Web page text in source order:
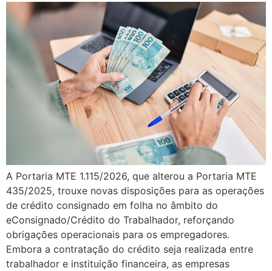
A Portaria MTE 1.115/2026, que alterou a Portaria MTE
435/2025, trouxe novas disposições para as operações
de crédito consignado em folha no âmbito do
eConsignado/Crédito do Trabalhador, reforçando
obrigações operacionais para os empregadores.
Embora a contratação do crédito seja realizada entre
trabalhador e instituição financeira, as empresas